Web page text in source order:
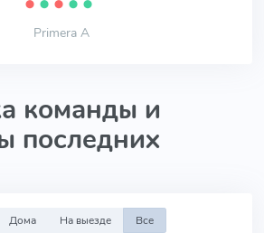
⬤ ⬤ ⬤ ⬤ ⬤
Primera A
команды и
последних
Дома На выезде Все